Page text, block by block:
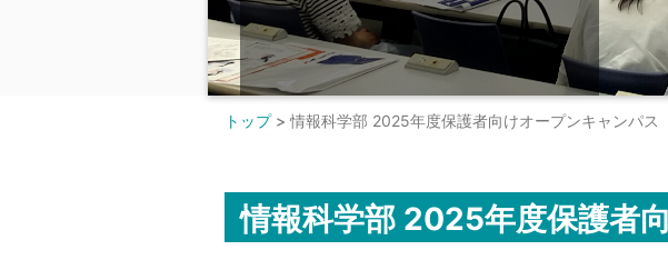
トップ>情報科学部 2025年度保護者向けオープンキャンパス
情報科学部 2025年度保護者